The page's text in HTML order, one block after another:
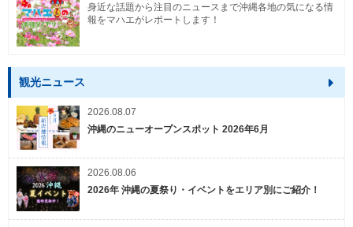
身近な話題から注目のニュースまで沖縄各地の気になる情
報をマハエがレポートします！
観光ニュース
2026.08.07
沖縄のニューオープンスポット 2026年6月
2026.08.06
2026年 沖縄の夏祭り・イベントをエリア別にご紹介！